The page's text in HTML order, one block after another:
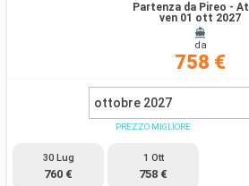
Partenza da Pireo -
ven 01 ott 2027
da
758 €
ottobre 2027
30 Lug
760 €
PREZZO MIGLIORE
1 Ott
758 €
Ricerca